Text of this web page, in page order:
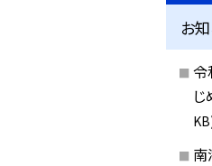
お
南